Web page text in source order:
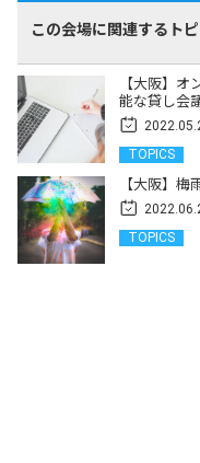
この会場に関連するト
【大阪】
能な貸し会
TOPICS
【大阪】
TOPICS